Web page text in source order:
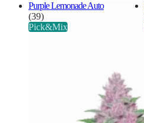
Purple Lemonade Auto
(39)
Pick&Mix